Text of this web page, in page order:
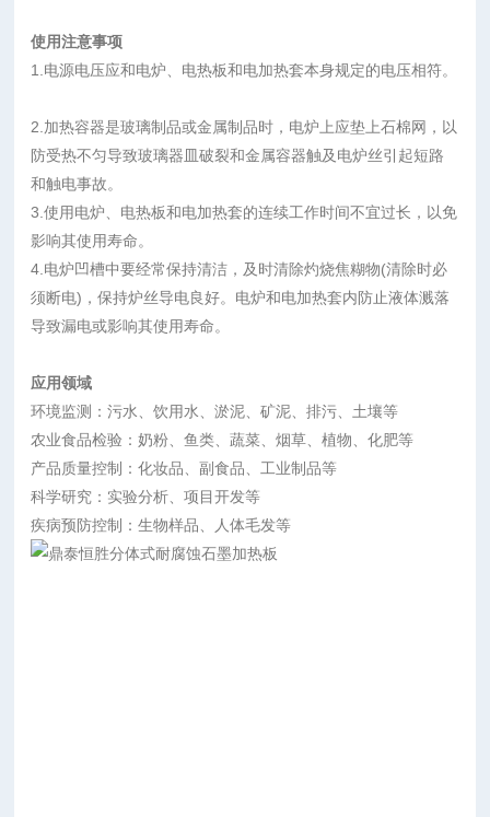
使用注意事项
1.电源电压应和电炉、电热板和电加热套本身规定的电压相符。
2.加热容器是玻璃制品或金属制品时，电炉上应垫上石棉网，以
防受热不匀导致玻璃器皿破裂和金属容器触及电炉丝引起短路
和触电事故。
3.使用电炉、电热板和电加热套的连续工作时间不宜过长，以免
影响其使用寿命。
4.电炉凹槽中要经常保持清洁，及时清除灼烧焦糊物(清除时必
须断电)，保持炉丝导电良好。电炉和电加热套内防止液体溅落
导致漏电或影响其使用寿命。
应用领域
环境监测：污水、饮用水、淤泥、矿泥、排污、土壤等
农业食品检验：奶粉、鱼类、蔬菜、烟草、植物、化肥等
产品质量控制：化妆品、副食品、工业制品等
科学研究：实验分析、项目开发等
疾病预防控制：生物样品、人体毛发等